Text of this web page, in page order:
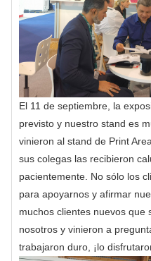
El 11 de septiembre, la
previsto y nuestro stand es
vinieron al stand de Print
sus colegas las recibieron
pacientemente. No sólo los
para apoyarnos y afirmar
muchos clientes nuevos que
nosotros y vinieron a
trabajaron duro, ¡lo